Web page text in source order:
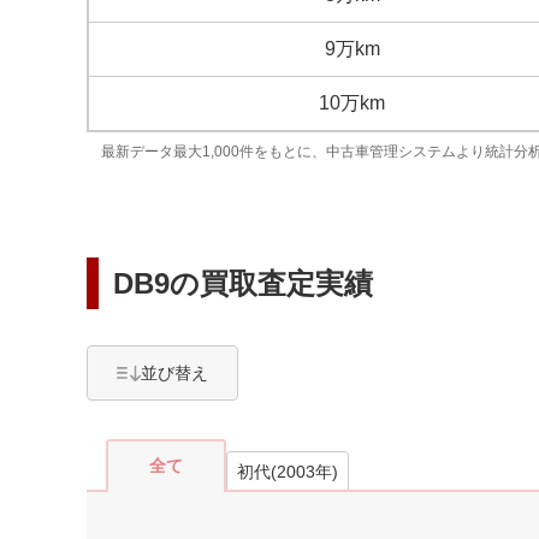
9万km
10万km
最新データ最大1,000件をもとに、中古車管理システムより統計分
DB9の買取査定実績
並び替え
全て 初代(2003年)